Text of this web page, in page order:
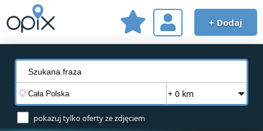
+ Dodaj
+ 0 km
pokazuj tylko oferty ze zdjęciem